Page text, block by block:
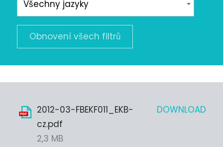
Obnovení všech filtrů
2012-03-FBEKF011_EKB-
cz.pdf
2,3 MB
DOWNLOAD